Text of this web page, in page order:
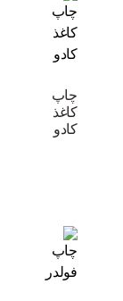
چاپ
کاغذ
کادو